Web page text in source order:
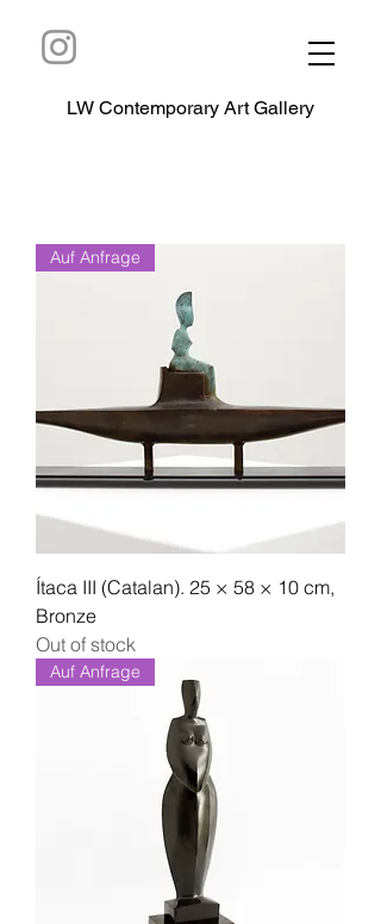
LW Contemporary Art Gallery
Auf Anfrage
Ítaca III (Catalan). 25 × 58 × 10 cm,
Bronze
Out of stock
Auf Anfrage